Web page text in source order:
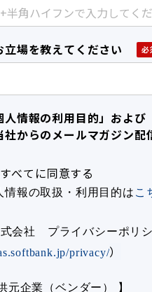
立場を教えてください
人情報の利用目的」およ
社からのメールマガジン配
べてに同意する
情報の取扱・利用目的は こ
式会社 プライバシーポリ
privacy/）
元企業（ベンダー） 】